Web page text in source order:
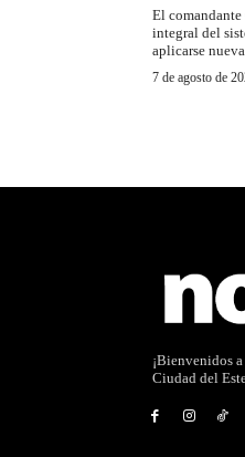
El
integral del
aplicarse
7 de agosto de
¡Bienvenidos
Ciudad del